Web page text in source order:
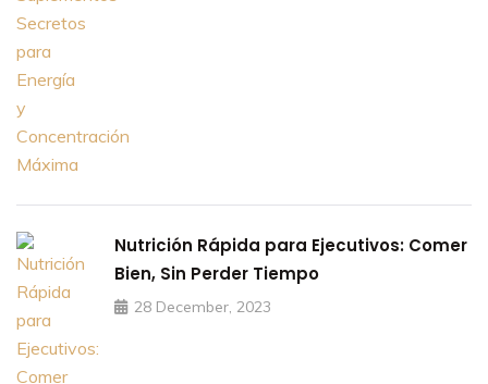
Nutrición Rápida para Ejecutivos: Comer
Bien, Sin Perder Tiempo
28 December, 2023